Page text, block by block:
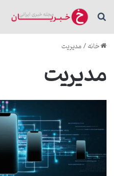
جستجو برای
خانه/مدیریت
مدیریت